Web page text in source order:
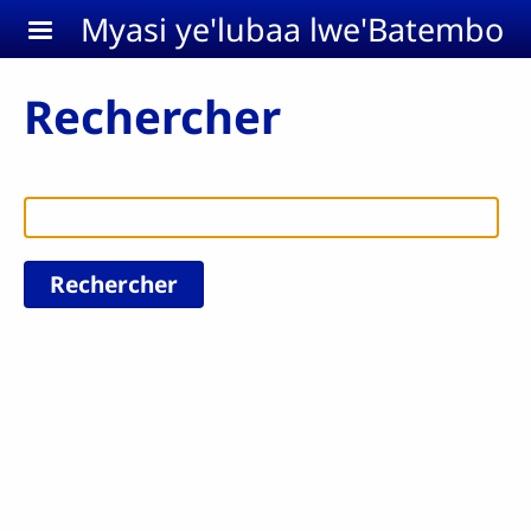
Aller au contenu principal
Myasi ye'lubaa lwe'Batembo
Rechercher